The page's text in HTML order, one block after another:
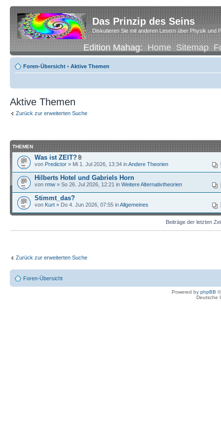
Das Prinzip des Seins
Diskutieren Sie mit anderen Lesern über Physik und
Edition Mahag:Home Sitemap
Foren-Übersicht • Aktive Themen
Aktive Themen
Zurück zur erweiterten Suche
THEMEN
Was ist ZEIT?
von Predictor » Mi 1. Jul 2026, 13:34 inAndere Theorien
Hilberts Hotel und Gabriels Horn
von rmw » So 26. Jul 2026, 12:21 in Weitere Alternativtheorien
Stimmt_das?
von Kurt » Do 4. Jun 2026, 07:55 inAllgemeines
Beiträge der letzten
Zurück zur erweiterten Suche
Foren-Übersicht
Powered by phpBB
Deutsche